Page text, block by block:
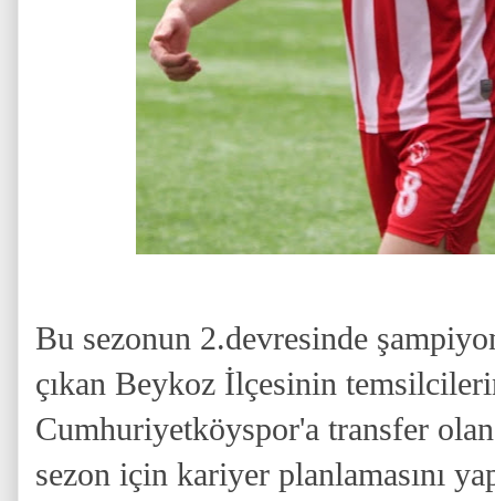
Bu sezonun 2.devresinde
çıkan Beykoz İlçesinin
Cumhuriyetköyspor'a transfer
sezon için kariyer planlamasını